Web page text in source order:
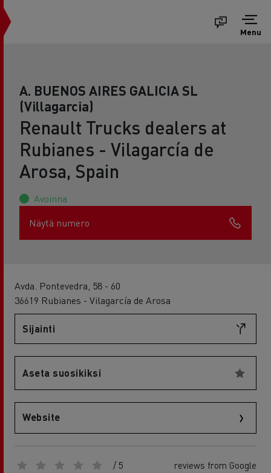
Menu
A. BUENOS AIRES GALICIA SL
(Villagarcia)
Renault Trucks dealers at
Rubianes - Vilagarcía de
Arosa, Spain
Avoinna
Näytä numero
Avda. Pontevedra, 58 - 60
36619 Rubianes - Vilagarcía de Arosa
Sijainti
Aseta suosikiksi
Website
/ 5 reviews from Google